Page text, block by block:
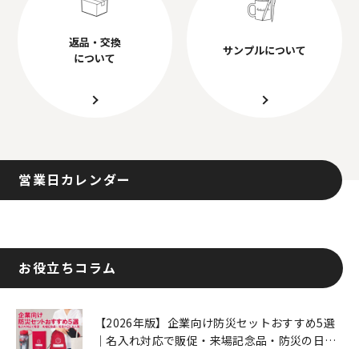
返品・交換
について
サンプルについて
営業日カレンダー
お役立ちコラム
【2026年版】企業向け防災セットおすすめ5選
｜名入れ対応で販促・来場記念品・防災の日に